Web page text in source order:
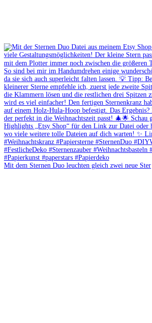
Mit dem Sternen Duo leuchten gleich zwei neue Ster